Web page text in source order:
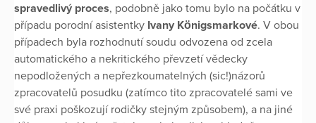
spravedlivý proces, podobně jako tomu bylo na počátku v
případu porodní asistentky Ivany Königsmarkové. V obou
případech byla rozhodnutí soudu odvozena od zcela
automatického a nekritického převzetí vědecky
nepodložených a nepřezkoumatelných (sic!)názorů
zpracovatelů posudku (zatímco tito zpracovatelé sami ve
své praxi poškozují rodičky stejným způsobem), a na jiné